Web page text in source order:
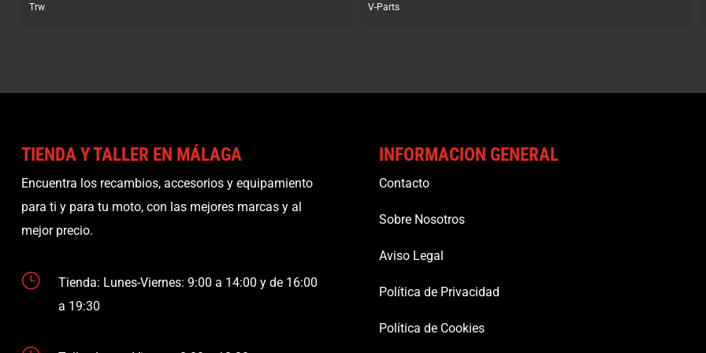
Trw V-Parts
TIENDA Y TALLER EN MÁLAGA
Encuentra los recambios, accesorios y equipamiento
para ti y para tu moto, con las mejores marcas y al
mejor precio.
}
Tienda: Lunes-Viernes: 9:00 a 14:00 y de 16:00
a 19:30
INFORMACION GENERAL
Contacto
Sobre Nosotros
Aviso Legal
Política de Privacidad
Política de Cookies